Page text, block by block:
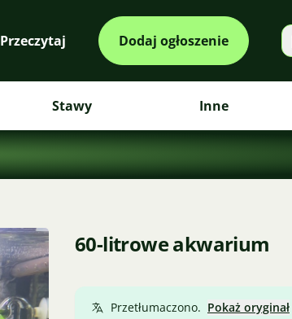
Przeczytaj Dodaj ogłoszenie
Stawy Inne
60-litrowe akwarium
Przetłumaczono. Pokaż oryginał